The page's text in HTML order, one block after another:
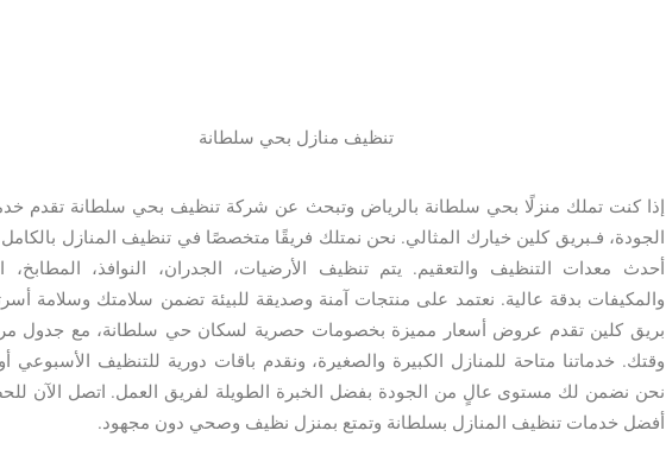
تنظيف منازل بحي سلطانة
إذا كنت تملك منزلًا بحي سلطانة بالرياض وتبحث عن شركة تنظيف بحي سلطانة تقدم
الجودة، فـبريق كلين خيارك المثالي. نحن نمتلك فريقًا متخصصًا في تنظيف المنازل
أحدث معدات التنظيف والتعقيم. يتم تنظيف الأرضيات، الجدران، النوافذ، المطابخ،
والمكيفات بدقة عالية. نعتمد على منتجات آمنة وصديقة للبيئة تضمن سلامتك وسلامة
بريق كلين تقدم عروض أسعار مميزة بخصومات حصرية لسكان حي سلطانة، مع جدول
وقتك. خدماتنا متاحة للمنازل الكبيرة والصغيرة، ونقدم باقات دورية للتنظيف الأسبوعي
نحن نضمن لك مستوى عالٍ من الجودة بفضل الخبرة الطويلة لفريق العمل. اتصل الآن
أفضل خدمات تنظيف المنازل بسلطانة وتمتع بمنزل نظيف وصحي دون مجهود.